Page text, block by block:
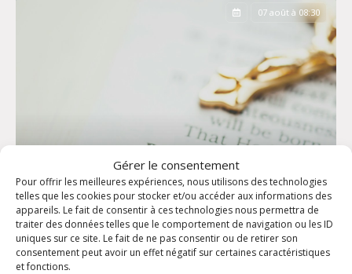
Gérer le consentement
Pour offrir les meilleures expériences, nous utilisons des technologies
telles que les cookies pour stocker et/ou accéder aux informations des
appareils. Le fait de consentir à ces technologies nous permettra de
traiter des données telles que le comportement de navigation ou les ID
uniques sur ce site. Le fait de ne pas consentir ou de retirer son
consentement peut avoir un effet négatif sur certaines caractéristiques
et fonctions.
Office des Laudes
07 août à 08:30